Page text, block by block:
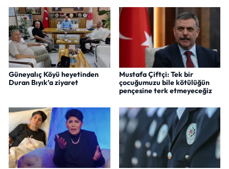
Güneyalıç Köyü heyetinden
Duran Bıyık’a ziyaret
Mustafa Çiftçi: Tek bir
çocuğumuzu bile kötülüğün
pençesine terk etmeyeceğiz